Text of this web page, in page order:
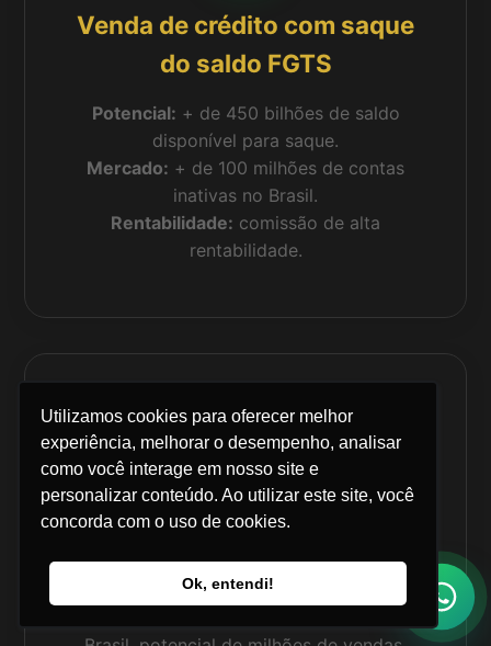
Utilizamos cookies para oferecer melhor
experiência, melhorar o desempenho, analisar
como você interage em nosso site e
personalizar conteúdo. Ao utilizar este site, você
concorda com o uso de cookies.
Ok, entendi!
Venda de crédito com saque
do saldo FGTS
Potencial: + de 450 bilhões de saldo
disponível para saque.
Mercado: + de 100 milhões de contas
inativas no Brasil.
Rentabilidade: comissão de alta
rentabilidade.
Aposentados e pensionistas, dois